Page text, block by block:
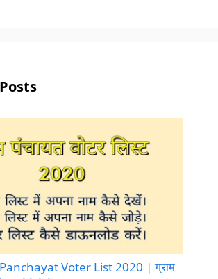
Voter List 2020 | ग्राम